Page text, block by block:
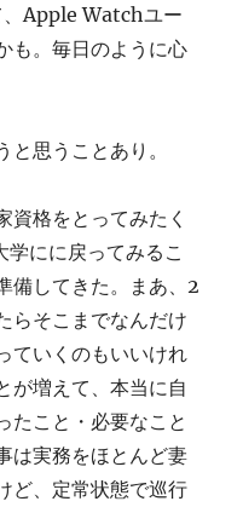
Apple Watchユー
も。毎日のように心
思うことあり。
資格をとってみたく
にに戻ってみるこ
備してきた。まあ、2
らそこまでなんだけ
ていくのもいいけれ
が増えて、本当に自
たこと・必要なこと
は実務をほとんど妻
ど、定常状態で巡行